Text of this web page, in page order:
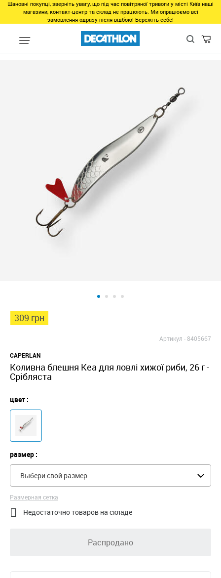
Шановні покупці, зверніть увагу, що під час повітряної тривоги у місті Київ наші
магазини, контакт-центр та склад не працюють. Ми опрацюємо всі
замовлення одразу після відбою! Бережіть себе!
unlinked Колышущаяся блесна Kea 26 г
309 грн
Артикул -8405667
CAPERLAN
Коливна блешня Kea для ловлі хижої риби, 26 г -
Срібляста
цвет :
размер :
Выбери свой размер
Размерная сетка
 Недостаточно товаров на складе
Распродано